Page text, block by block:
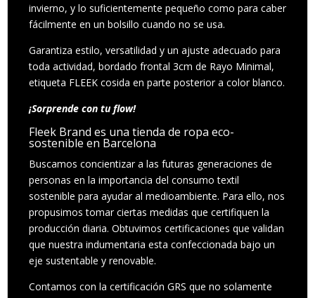
invierno, y lo suficientemente pequeño como para caber
fácilmente en un bolsillo cuando no se usa.
Garantiza estilo, versatilidad y un ajuste adecuado para
toda actividad, bordado frontal 3cm de Rayo Minimal,
etiqueta FLEEK cosida en parte posterior a color blanco.
¡Sorprende con tu flow!
Fleek Brand es una tienda de ropa eco-
sostenible en Barcelona
Buscamos concientizar a las futuras generaciones de
personas en la importancia del consumo textil
sostenible para ayudar al medioambiente. Para ello, nos
propusimos tomar ciertas medidas que certifiquen la
producción diaria. Obtuvimos certificaciones que validan
que nuestra indumentaria esta confeccionada bajo un
eje sustentable y renovable.
Contamos con la certificación GRS que no solamente